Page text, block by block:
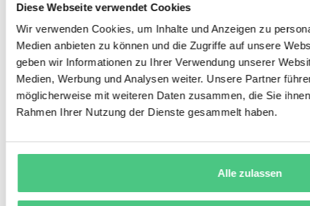
Diese Webseite verwendet Cookies
Wir verwenden Cookies, um Inhalte und Anzeigen zu
Medien anbieten zu können und die Zugriffe auf unsere
geben wir Informationen zu Ihrer Verwendung unserer
Medien, Werbung und Analysen weiter. Unsere Partner
möglicherweise mit weiteren Daten zusammen, die Sie
Rahmen Ihrer Nutzung der Dienste gesammelt haben.
Alle zulassen
3 – CMMS-
gestützt
Regelbasierte
Priorisierung,
Plantafel, mobile
Auftragsbearbeitung
noch nicht
vollständig
4 –
Priorisierung,